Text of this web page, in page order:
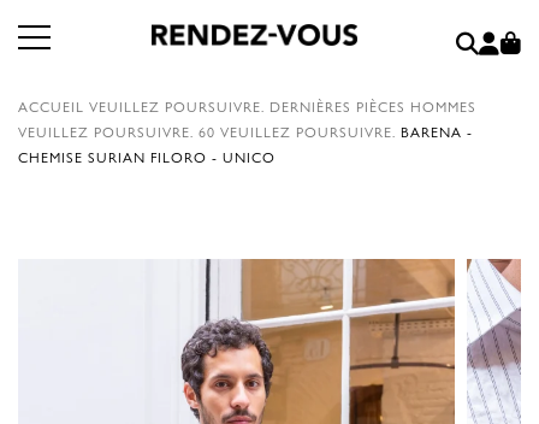
ACCUEIL VEUILLEZ POURSUIVRE. DERNIÈRES PIÈCES HOMMES
VEUILLEZ POURSUIVRE. 60 VEUILLEZ POURSUIVRE. BARENA -
CHEMISE SURIAN FILORO - UNICO